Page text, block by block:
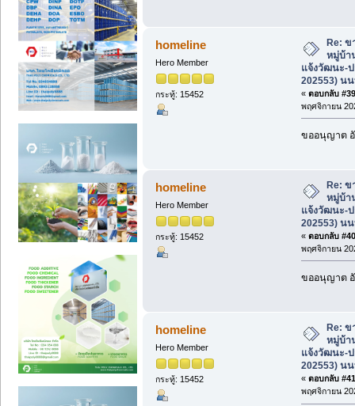
homeline
Hero Member
กระทู้: 15452
Re: ข
หมู่บ้า
แจ้งวัฒนะ-ป
202553) น
« ตอบกลับ
พฤศจิกายน
ขออนุญาต
homeline
Hero Member
กระทู้: 15452
Re: ข
หมู่บ้า
แจ้งวัฒนะ-ป
202553) น
« ตอบกลับ
พฤศจิกายน
ขออนุญาต
homeline
Hero Member
กระทู้: 15452
Re: ข
หมู่บ้า
แจ้งวัฒนะ-ป
202553) น
« ตอบกลับ
พฤศจิกายน